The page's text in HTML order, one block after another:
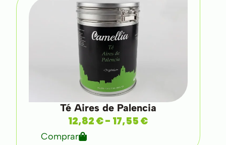
Té Aires de Palencia
12,82€- 17,55€
Comprar